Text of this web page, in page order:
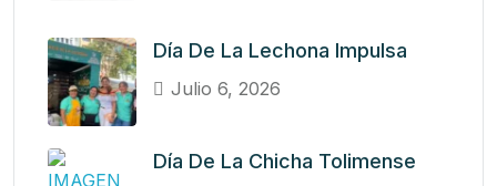
Día De La Lechona Impulsa
Julio 6, 2026
Día De La Chicha Tolimense